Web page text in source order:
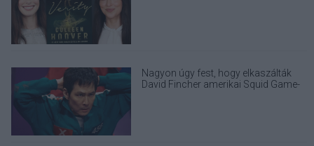
Nagyon úgy fest, hogy elkaszálták
David Fincher amerikai Squid Game-